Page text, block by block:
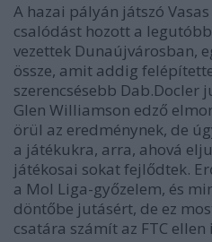
A hazai pályán játszó
csalódást hozott a
vezettek Dunaújvárosban,
össze, amit addig
szerencsésebb
Glen Williamson edző
örül az eredménynek, de
a játékukra, arra, ahová
játékosai sokat fejlődtek.
a Mol Liga-győzelem, és
döntőbe jutásért, de ez
csatára számít az FTC